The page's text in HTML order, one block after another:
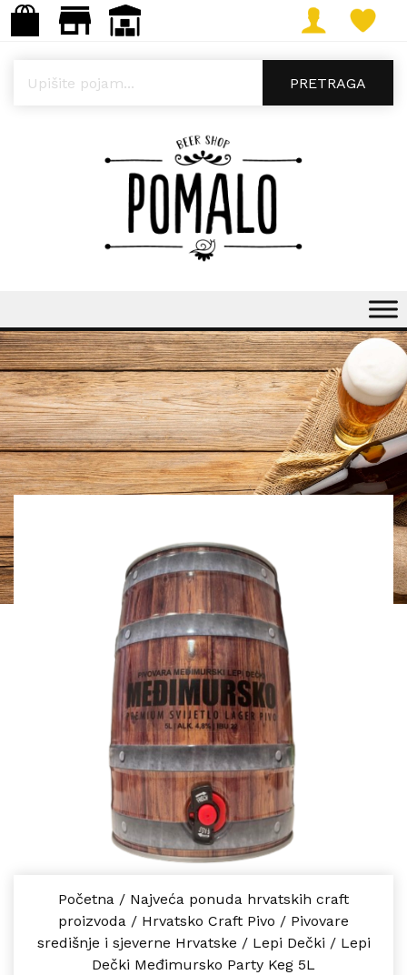
PRETRAGA
Početna / Najveća ponuda hrvatskih craft
proizvoda / Hrvatsko Craft Pivo / Pivovare
središnje i sjeverne Hrvatske / Lepi Dečki / Lepi
Dečki Međimursko Party Keg 5L